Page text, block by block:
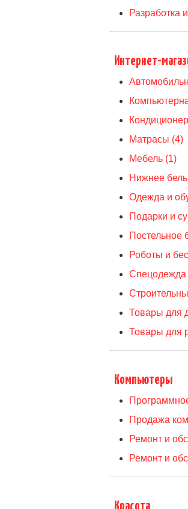
Разработка
Интернет-
Матрасы (4)
Мебель (1)
Нижнее
Одежда и
Подарки и
Постельное
Роботы и
Спецодежда
Товары для
Товары для
Компьютеры
Продажа
Ремонт и
Ремонт и
Красота